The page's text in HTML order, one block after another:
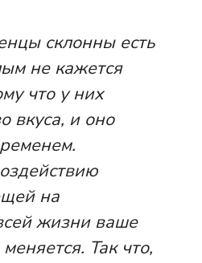
склонны есть
не кажется
что у них
вкуса, и оно
на
жизни ваше
Так что,